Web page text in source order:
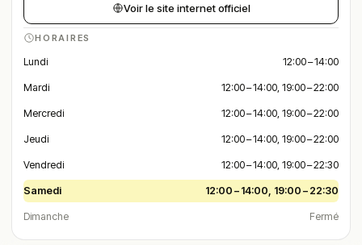
Voir le site internet officiel
HORAIRES
Lundi 12:00 – 14:00
Mardi 12:00 – 14:00, 19:00 – 22:00
Mercredi 12:00 – 14:00, 19:00 – 22:00
Jeudi 12:00 – 14:00, 19:00 – 22:00
Vendredi 12:00 – 14:00, 19:00 – 22:30
Samedi 12:00 – 14:00, 19:00 – 22:30
Dimanche Fermé